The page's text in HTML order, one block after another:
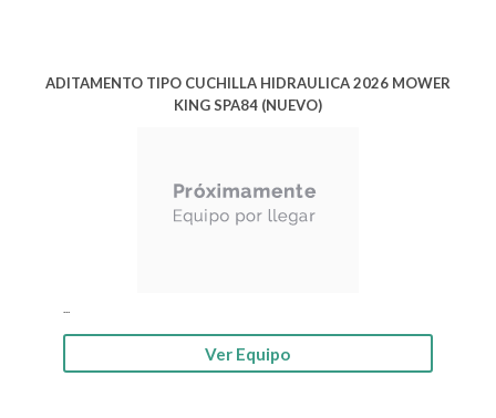
ADITAMENTO TIPO CUCHILLA HIDRAULICA 2026 MOWER
KING SPA84 (NUEVO)
Ver Equipo